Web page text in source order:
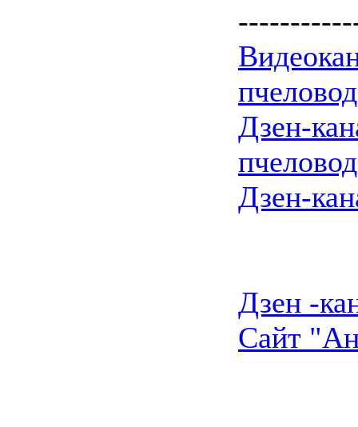
Дзен-
Дзен-
Дзен -
Сайт